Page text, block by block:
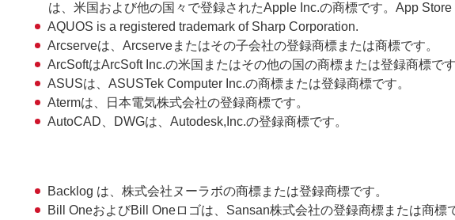
は、米国および他の国々で登録されたApple Inc.の商標です。App Store
AQUOS is a registered trademark of Sharp Corporation.
Arcserveは、Arcserveまたはその子会社の登録商標または商標です。
ArcSoftはArcSoft Inc.の米国またはその他の国の商標または登録商標です
ASUSは、ASUSTek Computer Inc.の商標または登録商標です。
Atermは、日本電気株式会社の登録商標です。
AutoCAD、DWGは、Autodesk,Inc.の登録商標です。
Backlog は、株式会社ヌーラボの商標または登録商標です。
Bill OneおよびBill Oneロゴは、Sansan株式会社の登録商標または商標